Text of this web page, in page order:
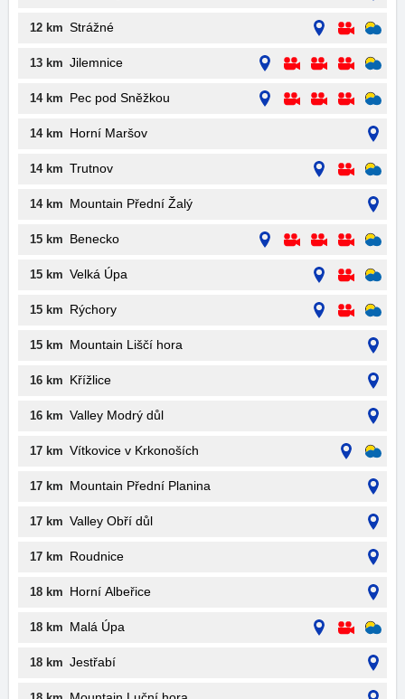
12 km Strážné
13 km Jilemnice
14 km Pec pod Sněžkou
14 km Horní Maršov
14 km Trutnov
14 km Mountain Přední Žalý
15 km Benecko
15 km Velká Úpa
15 km Rýchory
15 km Mountain Liščí hora
16 km Křížlice
16 km Valley Modrý důl
17 km Vítkovice v Krkonoších
17 km Mountain Přední Planina
17 km Valley Obří důl
17 km Roudnice
18 km Horní Albeřice
18 km Malá Úpa
18 km Jestřabí